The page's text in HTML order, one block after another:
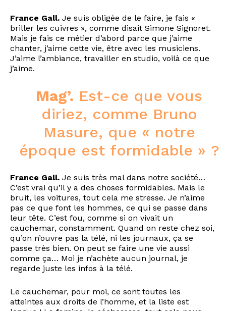
France Gall. Je suis obligée de le faire, je fais «
briller les cuivres », comme disait Simone Signoret.
Mais je fais ce métier d’abord parce que j’aime
chanter, j’aime cette vie, être avec les musiciens.
J’aime l’ambiance, travailler en studio, voilà ce que
j’aime.
Mag’. Est-ce que vous
diriez, comme Bruno
Masure, que « notre
époque est formidable » ?
France Gall. Je suis très mal dans notre société…
C’est vrai qu’il y a des choses formidables. Mais le
bruit, les voitures, tout cela me stresse. Je n’aime
pas ce que font les hommes, ce qui se passe dans
leur tête. C’est fou, comme si on vivait un
cauchemar, constamment. Quand on reste chez soi,
qu’on n’ouvre pas la télé, ni les journaux, ça se
passe très bien. On peut se faire une vie aussi
comme ça… Moi je n’achète aucun journal, je
regarde juste les infos à la télé.
Le cauchemar, pour moi, ce sont toutes les
atteintes aux droits de l’homme, et la liste est